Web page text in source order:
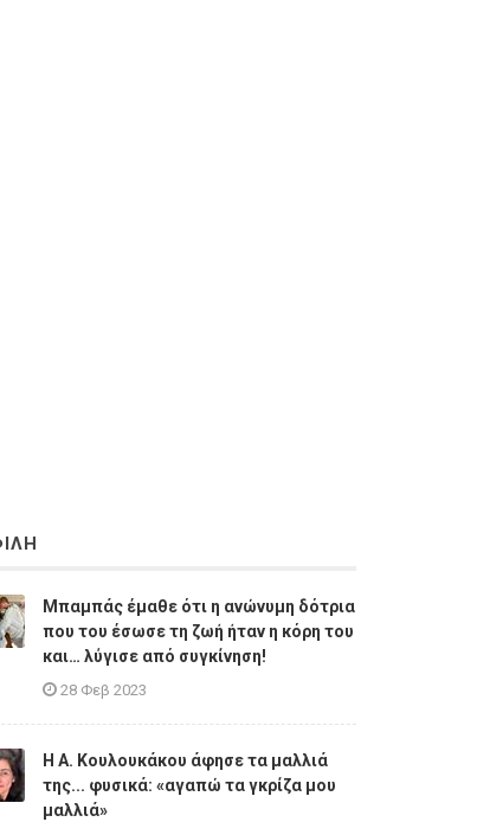
Μπαμπάς έμαθε ότι η ανώνυμη δότρια
που του έσωσε τη ζωή ήταν η κόρη του
και… λύγισε από συγκίνηση!
28 Φεβ 2023
Η A. Κουλουκάκου άφησε τα μαλλιά
της... φυσικά: «αγαπώ τα γκρίζα μου
μαλλιά»